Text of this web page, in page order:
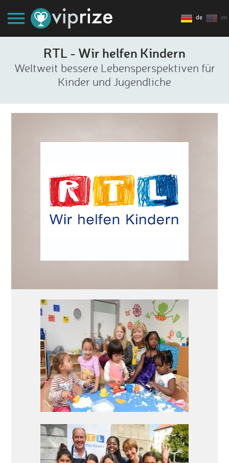
de en
RTL - Wir helfen Kindern
Weltweit bessere Lebensperspektiven für
Kinder und Jugendliche